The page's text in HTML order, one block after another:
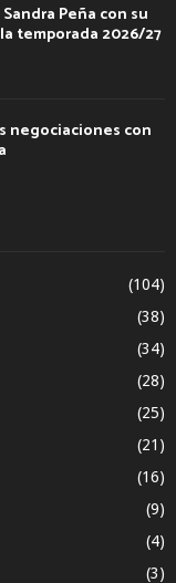
Peña con su
temporada 2026/27
negociaciones con
(104)
(38)
(34)
(28)
(25)
(21)
(16)
(9)
(4)
(3)